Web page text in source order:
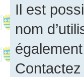
Il est
nom